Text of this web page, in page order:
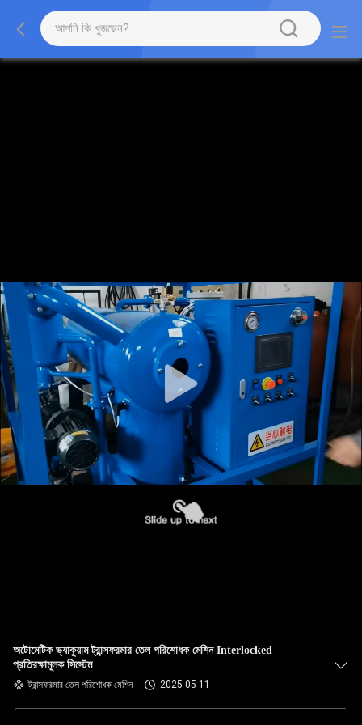
অটোমেটিক ভ্যাকুয়াম ট্রান্সফরমার তেল পরিশোধক মেশিন Interlocked
প্রতিরক্ষামূলক সিস্টেম
ট্রান্সফরমার তেল পরিশোধক মেশিন 2025-05-11